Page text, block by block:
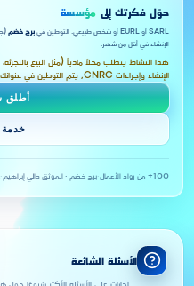
حوّل فكرتك إلى مؤسسة
SARL أو EURL أو شخص طبيعي. التوطين في برج خضم
الإنشاء في أقل من شهر.
الإنشاء وإجراءات CNRC, يتم التوطين في عنوانك التجاري.
أطلق
خدمة
100+ من رواد الأعمال ·برج خضم · الموثق دالي إبراهيم ·
الأسئلة الشائعة
إجابات على الأسئلة الأكثر شيوعًا حول